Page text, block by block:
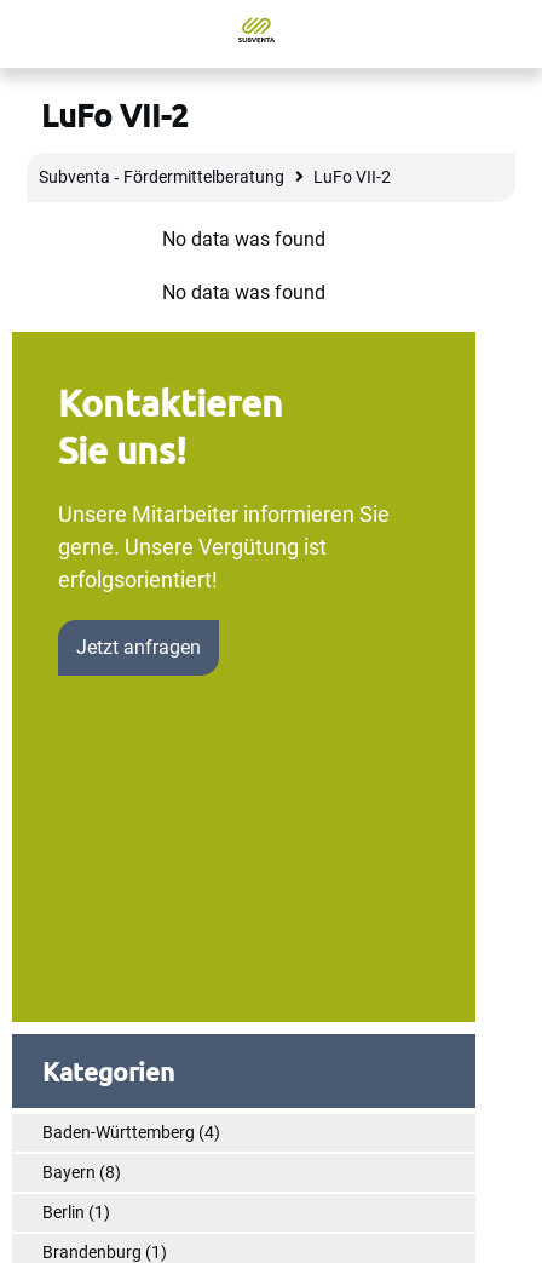
LuFo VII-2
Subventa ‐ Fördermittelberatung LuFo VII-2
No data was found
No data was found
Kontaktieren
Sie uns!
Unsere Mitarbeiter informieren Sie
gerne. Unsere Vergütung ist
erfolgsorientiert!
Jetzt anfragen
Kategorien
Baden-Württemberg (4)
Bayern (8)
Berlin (1)
Brandenburg (1)